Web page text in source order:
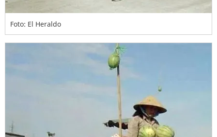
Foto: El Heraldo